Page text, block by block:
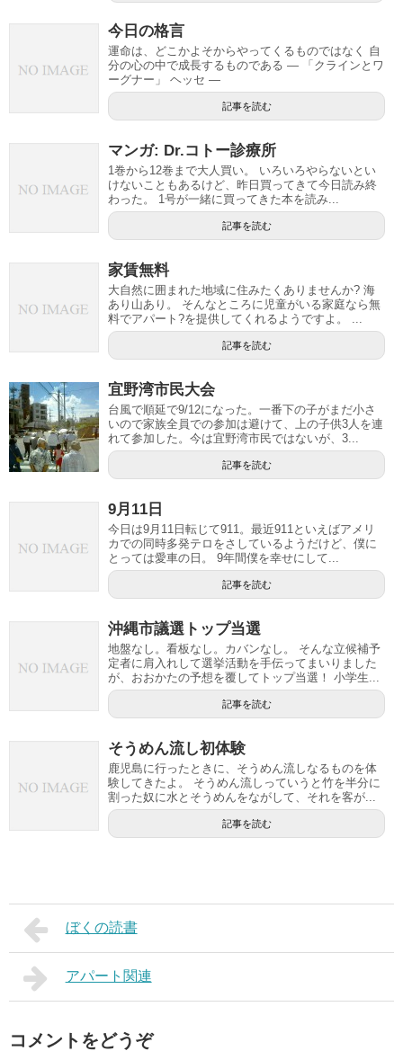
今日の格言
運命は、どこかよそからやってくるものではなく 自
分の心の中で成長するものである — 「クラインとワ
ーグナー」 ヘッセ —
記事を読む
マンガ: Dr.コトー診療所
1巻から12巻まで大人買い。 いろいろやらないとい
けないこともあるけど、昨日買ってきて今日読み終
わった。 1号が一緒に買ってきた本を読み...
記事を読む
家賃無料
大自然に囲まれた地域に住みたくありませんか? 海
あり山あり。 そんなところに児童がいる家庭なら無
料でアパート?を提供してくれるようですよ。 ...
記事を読む
宜野湾市民大会
台風で順延で9/12になった。一番下の子がまだ小さ
いので家族全員での参加は避けて、上の子供3人を連
れて参加した。今は宜野湾市民ではないが、3...
記事を読む
9月11日
今日は9月11日転じて911。最近911といえばアメリ
カでの同時多発テロをさしているようだけど、僕に
とっては愛車の日。 9年間僕を幸せにして...
記事を読む
沖縄市議選トップ当選
地盤なし。看板なし。カバンなし。 そんな立候補予
定者に肩入れして選挙活動を手伝ってまいりました
が、おおかたの予想を覆してトップ当選！ 小学生...
記事を読む
そうめん流し初体験
鹿児島に行ったときに、そうめん流しなるものを体
験してきたよ。 そうめん流しっていうと竹を半分に
割った奴に水とそうめんをながして、それを客が...
記事を読む
ぼくの読書
アパート関連
コメントをどうぞ